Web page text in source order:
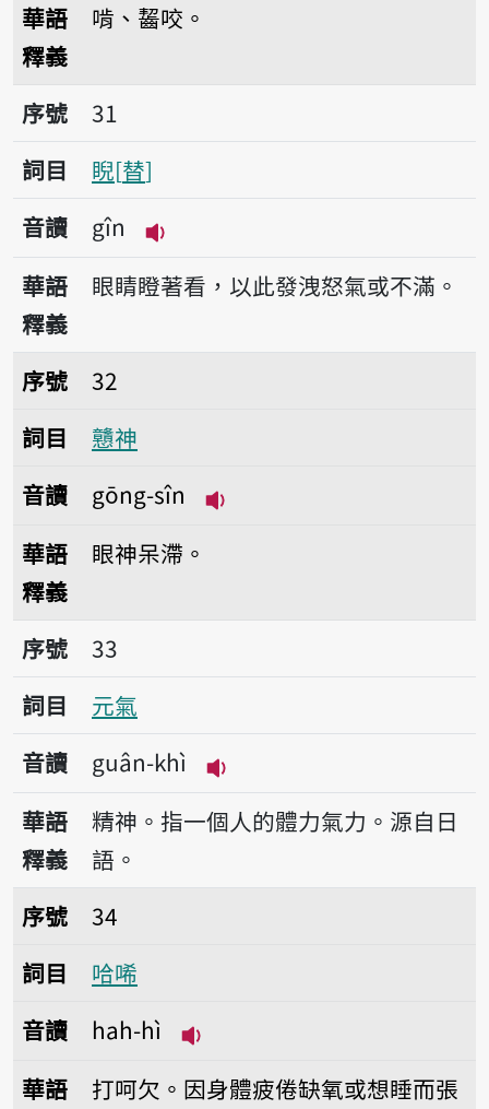
華語
釋義
啃、齧咬。
序號31睨
序號
31
詞目
睨 替
音讀
gîn
播放音讀gîn
華語
釋義
眼睛瞪著看，以此發洩怒氣或不滿。
序號32戇神
序號
32
詞目
戇神
音讀
gōng-sîn
華語
釋義
眼神呆滯。
序號33元氣
序號
33
詞目
元氣
音讀
guân-khì
播放音讀guân-khì
華語
釋義
精神。指一個人的體力氣力。源自日
語。
序號34哈唏
序號
34
詞目
哈唏
音讀
hah-hì
華語
打呵欠。因身體疲倦缺氧或想睡而張